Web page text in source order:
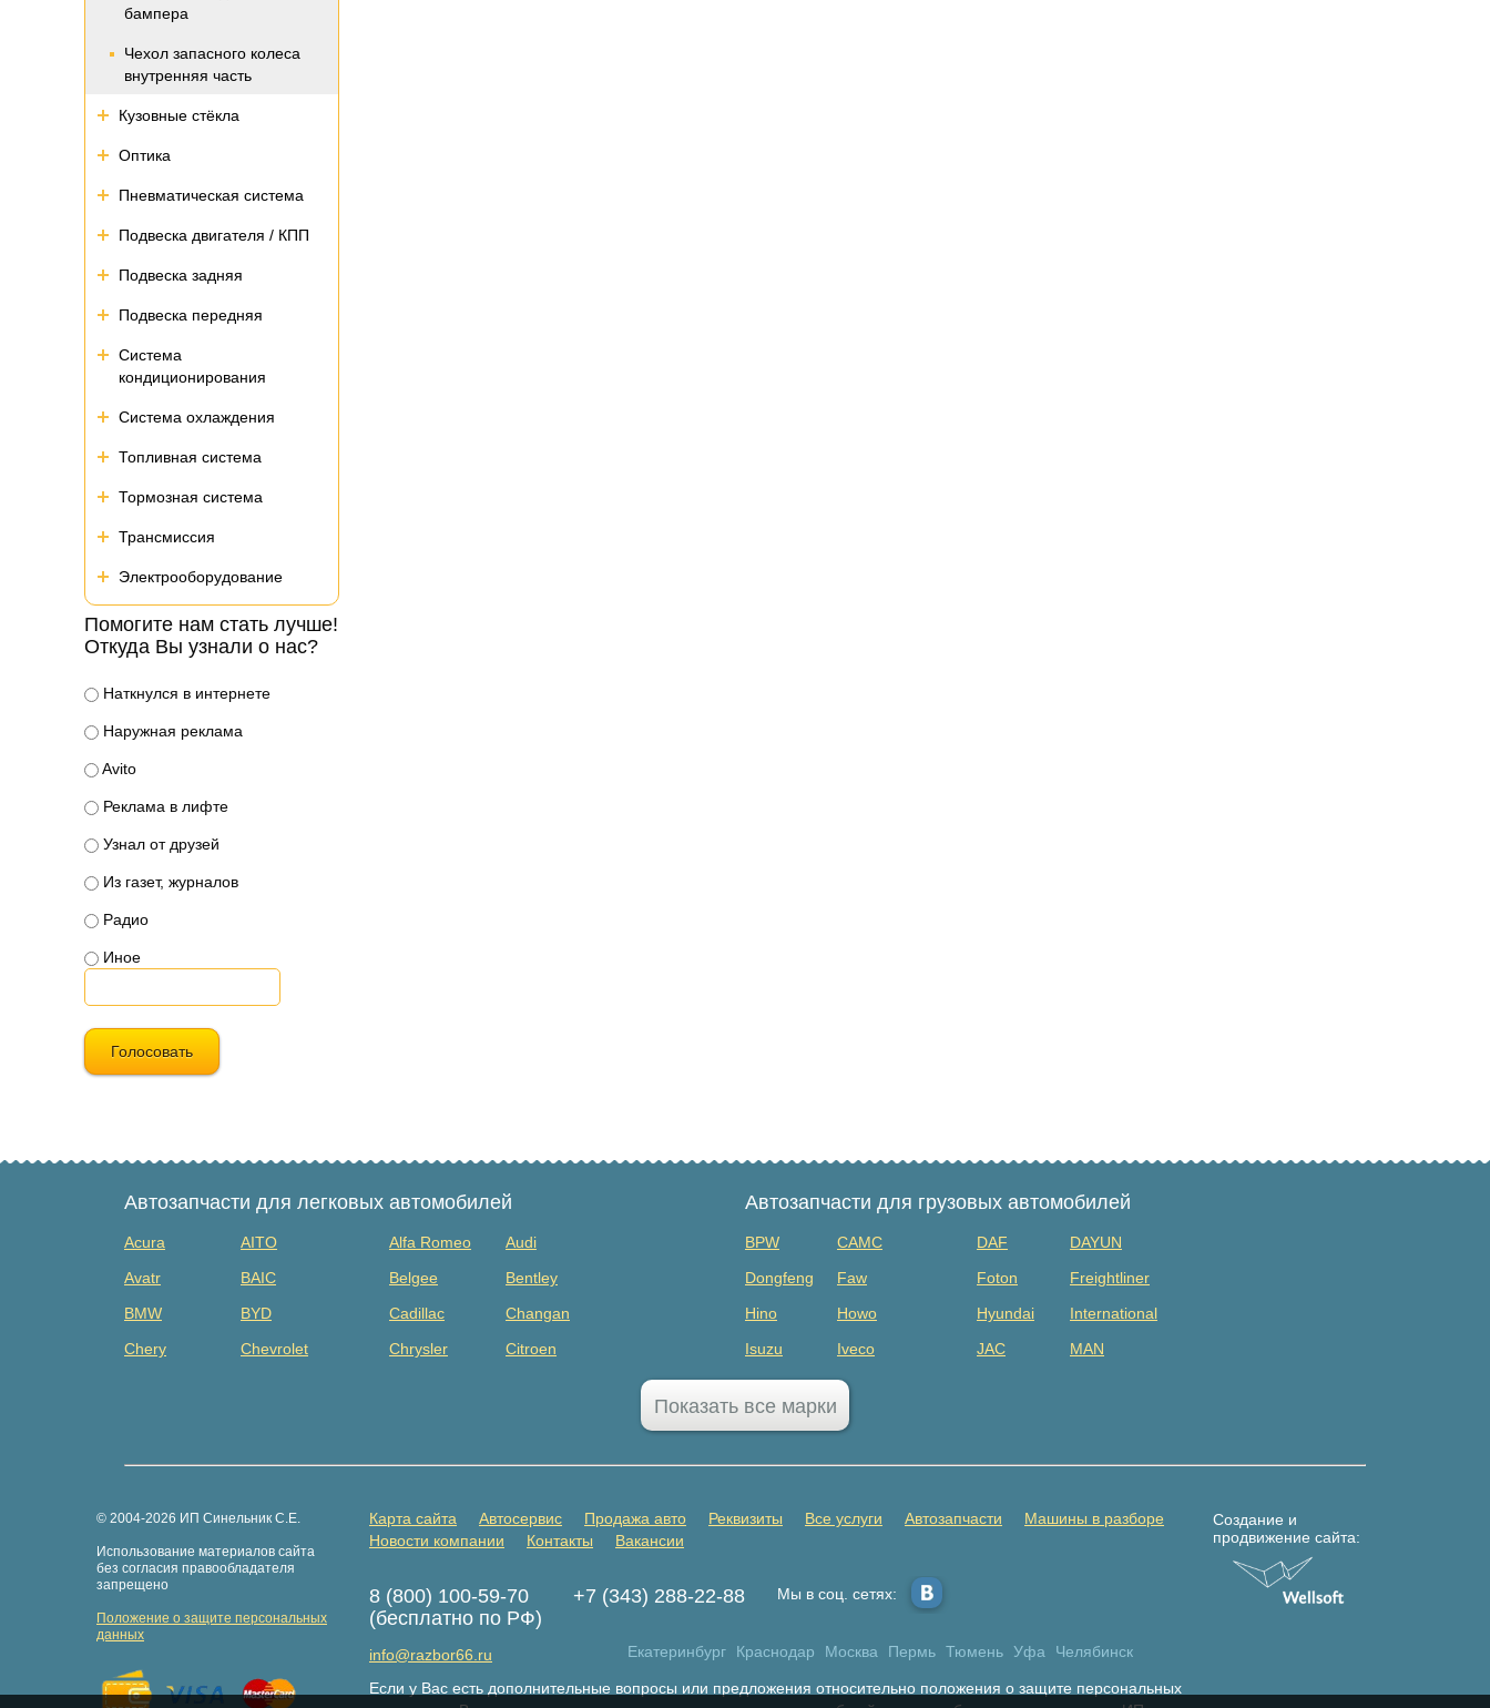
бампера
Чехол запасного колеса
внутренняя часть
Кузовные стёкла
Оптика
Пневматическая система
Подвеска двигателя / КПП
Подвеска задняя
Подвеска передняя
Система
кондиционирования
Система охлаждения
Топливная система
Тормозная система
Трансмиссия
Электрооборудование
Помогите нам стать лучше!
Откуда Вы узнали о нас?
Наткнулся в интернете
Наружная реклама
Avito
Реклама в лифте
Узнал от друзей
Из газет, журналов
Радио
Иное
Голосовать
Автозапчасти для легковых автомобилей
Acura AITO Alfa Romeo
Audi
Avatr
BAIC Belgee
Bentley
BMW
BYD Cadillac
Changan
Chery
Chevrolet Chrysler
Citroen
Great Wall
Haima Haval
Honda
Hongqi
Hummer
Isuzu
JAC
Jaecoo
Jaguar
Jetta
Kaiyi
Knewstar
LDV
Lexus
Автозапчасти для грузовых автомобилей
BPW CAMC DAF
DAYUN
Dongfeng
Faw Foton
Freightliner
Hino
Howo Hyundai
International
Isuzu
Iveco JAC
MAN
MAZ
Mercedes Benz
Scania
Прицепы
Показать все марки
© 2004-2026 ИП Синельник С.Е.
Использование материалов сайта
без согласия правообладателя
запрещено
Положение о защите персональных
данных
Карта сайта Автосервис Продажа авто Реквизиты Все услуги Автозапчасти
Машины в разборе
Новости компании
Контакты Вакансии
8 (800) 100-59-70
(бесплатно по РФ)
info@razbor66.ru
+7 (343) 288-22-88 Мы в соц. сетях:
Екатеринбург Краснодар Москва Пермь Тюмень Уфа Челябинск
Создание и
продвижение сайта:
Если у Вас есть дополнительные вопросы или предложения относительно положения о защите персональных